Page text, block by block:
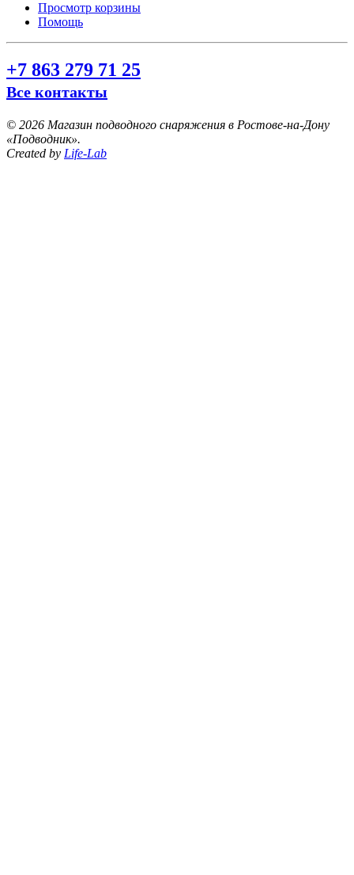
Просмотр корзины
Помощь
+7 863 279 71 25
Все контакты
© 2026 Магазин подводного снаряжения в Ростове-на-Дону
«Подводник».
Created by Life-Lab